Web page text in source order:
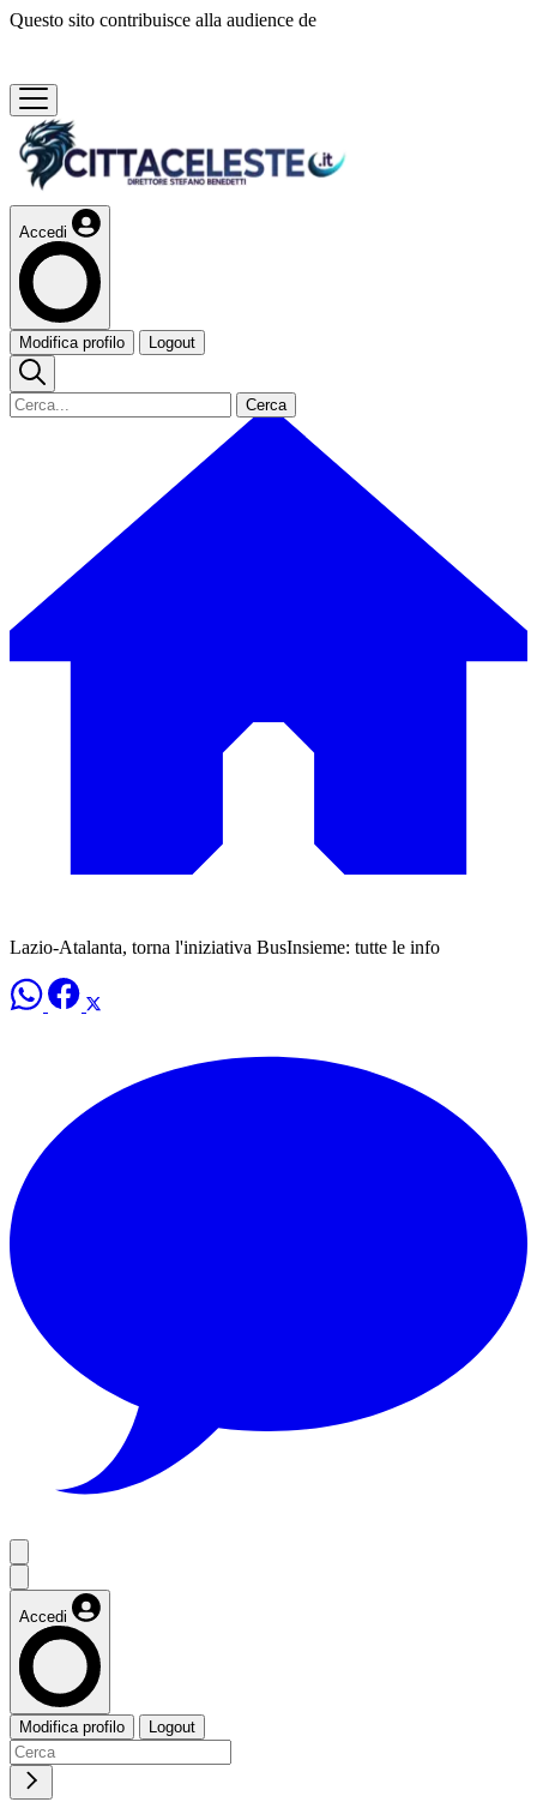
Questo sito contribuisce alla audience de
Accedi
Modifica profilo Logout
Cerca
Lazio-Atalanta, torna l'iniziativa BusInsieme: tutte le info
Accedi
Modifica profilo Logout